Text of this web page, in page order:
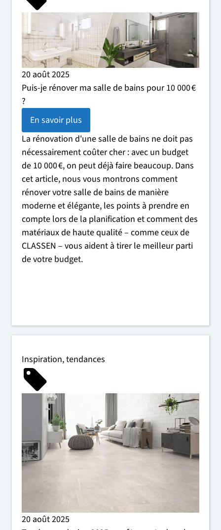
20 août 2025
Puis-je rénover ma salle de bains pour 10 000 €
?
En savoir plus
La rénovation d'une salle de bains ne doit pas
nécessairement coûter cher : avec un budget
de 10 000 €, on peut déjà faire beaucoup. Dans
cet article, nous vous montrons comment
rénover votre salle de bains de manière
moderne et élégante, les points à prendre en
compte lors de la planification et comment des
matériaux de haute qualité – comme ceux de
CLASSEN – vous aident à tirer le meilleur parti
de votre budget.
Inspiration,tendances
20 août 2025